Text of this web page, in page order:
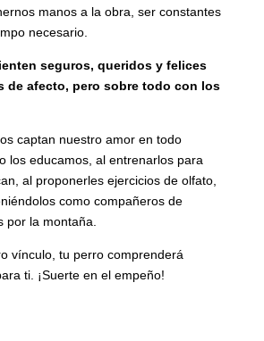
manos a la obra, ser constantes
necesario.
seguros, queridos y felices
de afecto, pero sobre todo con los
captan nuestro amor en todo
los educamos, al entrenarlos para
al proponerles ejercicios de olfato,
como compañeros de
por la montaña.
vínculo, tu perro comprenderá
ti. ¡Suerte en el empeño!